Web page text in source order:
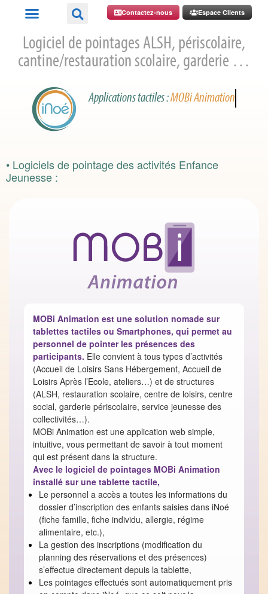
Contactez-nous Espace Clients
Logiciel de pointages ALSH, périscolaire,
cantine/restauration scolaire, garderie …
Applications tactiles :MOBi Animation
• Logiciels de pointage des activités Enfance
Jeunesse :
MOBi Animation est une solution nomade sur
tablettes tactiles ou Smartphones, qui permet au
personnel de pointer les présences des
participants. Elle convient à tous types d’activités
(Accueil de Loisirs Sans Hébergement, Accueil de
Loisirs Après l’Ecole, ateliers…) et de structures
(ALSH, restauration scolaire, centre de loisirs, centre
social, garderie périscolaire, service jeunesse des
collectivités…).
MOBi Animation est une application web simple,
intuitive, vous permettant de savoir à tout moment
qui est présent dans la structure.
Avec le logiciel de pointages MOBi Animation
installé sur une tablette tactile,
Le personnel a accès a toutes les informations du
dossier d’inscription des enfants saisies dans iNoé
(fiche famille, fiche individu, allergie, régime
alimentaire, etc.),
La gestion des inscriptions (modification du
planning des réservations et des présences)
s’effectue directement depuis la tablette,
Les pointages effectués sont automatiquement pris